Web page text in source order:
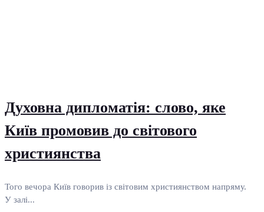
Духовна дипломатія: слово, яке
Київ промовив до світового
християнства
Того вечора Київ говорив із світовим християнством напряму.
У залі...